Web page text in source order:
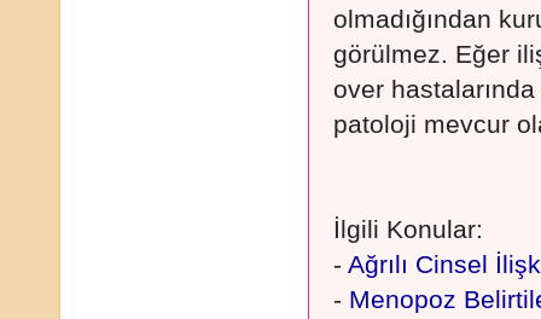
olmadığından
görülmez. Eğer
over
patoloji mevcur
İlgili Konular:
- Ağrılı Cinsel
- Menopoz